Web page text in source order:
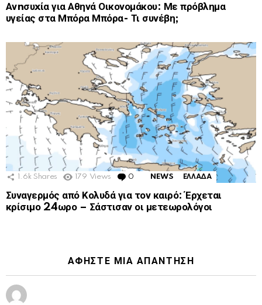
Ανnσυxία για Αθηνά Οικονομάκου: Με πρόβλημα
υγείας στα Μπόρα Μπόρα- Τι συνέβη;
1.6k Shares 179 Views 0 Comments
NEWS ΕΛΛΑΔΑ
Συναγερμός από Κολυδά για τον καιρό: Έρχεται
κρίσιμο 24ωρο – Σάστισαν οι μετεωρολόγοι
ΑΦΉΣΤΕ ΜΙΑ ΑΠΆΝΤΗΣΗ